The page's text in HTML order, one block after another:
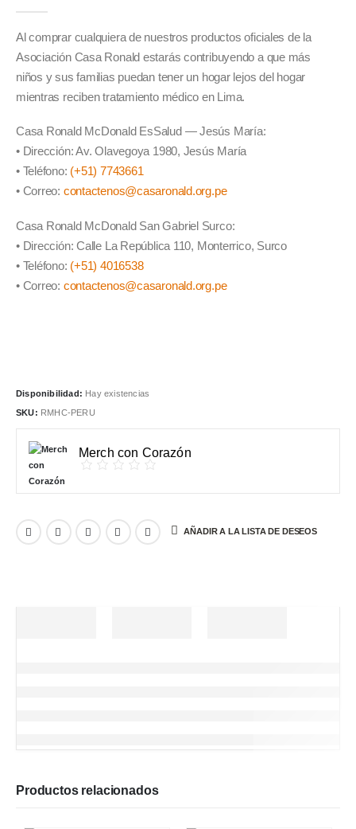
Al comprar cualquiera de nuestros productos oficiales de la
Asociación Casa Ronald estarás contribuyendo a que más
niños y sus familias puedan tener un hogar lejos del hogar
mientras reciben tratamiento médico en Lima.
Casa Ronald McDonald EsSalud — Jesús María:
• Dirección: Av. Olavegoya 1980, Jesús María
• Teléfono: (+51) 7743661
• Correo: contactenos@casaronald.org.pe
Casa Ronald McDonald San Gabriel Surco:
• Dirección: Calle La República 110, Monterrico, Surco
• Teléfono: (+51) 4016538
• Correo: contactenos@casaronald.org.pe
Disponibilidad: Hay existencias
SKU: RMHC-PERU
Merch con Corazón
AÑADIR A LA LISTA DE DESEOS
Productos relacionados